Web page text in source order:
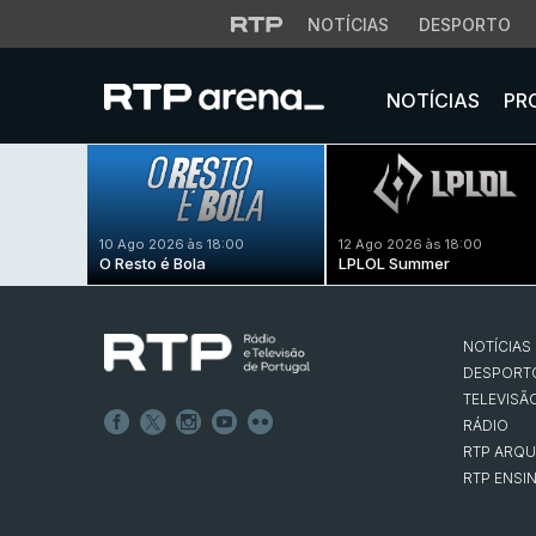
NOTÍCIAS DESPORTO
NOTÍCIAS
10 Ago 2026 às 18:00
O Resto é Bola
12 Ago 2026 às 18:00
LPLOL Summer
NOTÍCIAS
RÁDIO
RTP
RTP